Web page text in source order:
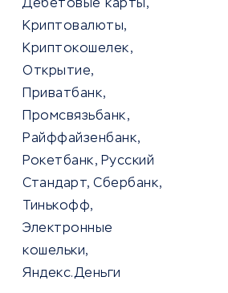
Дебетовые карты,
Криптовалюты,
Криптокошелек,
Открытие,
Приватбанк,
Промсвязьбанк,
Райффайзенбанк,
Рокетбанк, Русский
Стандарт, Сбербанк,
Тинькофф,
Электронные
кошельки,
Яндекс.Деньги